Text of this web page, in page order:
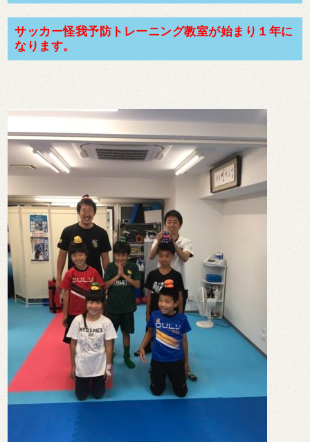
サッカー怪我予防トレーニング教室が始まり１年に
なります。